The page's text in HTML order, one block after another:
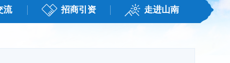
流 招商引资 走进山南